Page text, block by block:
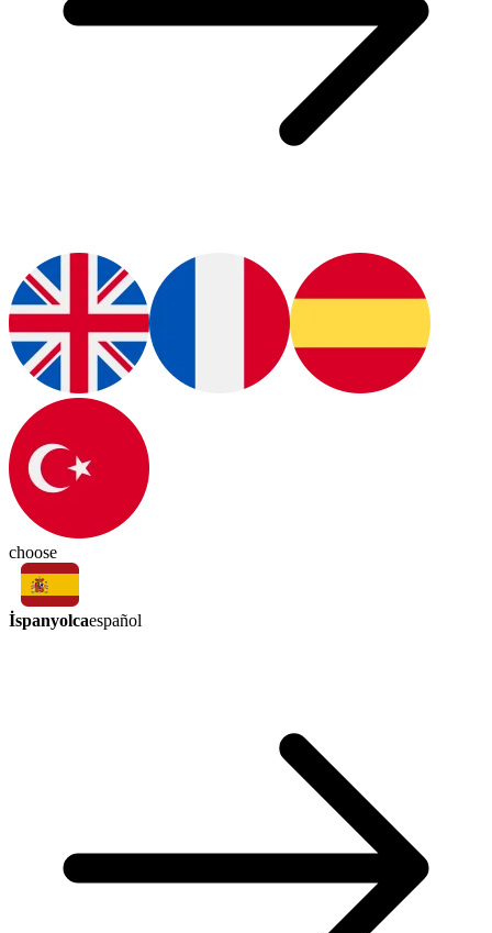
choose
İspanyolcaespañol